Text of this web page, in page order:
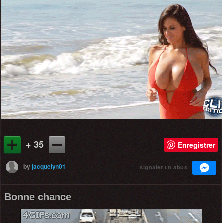
+ 35 Enregistrer
byjacquelyn01 signaler un abus
Bonne chance